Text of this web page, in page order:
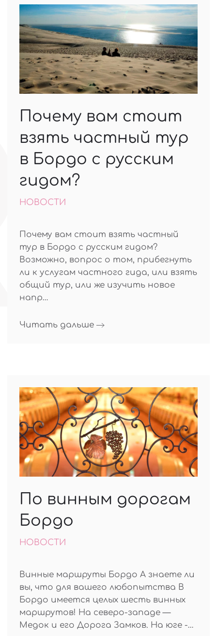
Почему вам стоит
взять частный тур
в Бордо с русским
гидом?
НОВОСТИ
Почему вам стоит взять частный
тур в Бордо с русским гидом?
Возможно, вопрос о том, прибегнуть
ли к услугам частного гида, или взять
общий тур, или же изучить новое
напр…
Читать дальше
По винным дорогам
Бордо
НОВОСТИ
Винные маршруты Бордо А знаете ли
вы, что для вашего любопытства В
Бордо имеется целых шесть винных
маршрутов! На северо-западе —
Медок и его Дорога Замков. На юге -…